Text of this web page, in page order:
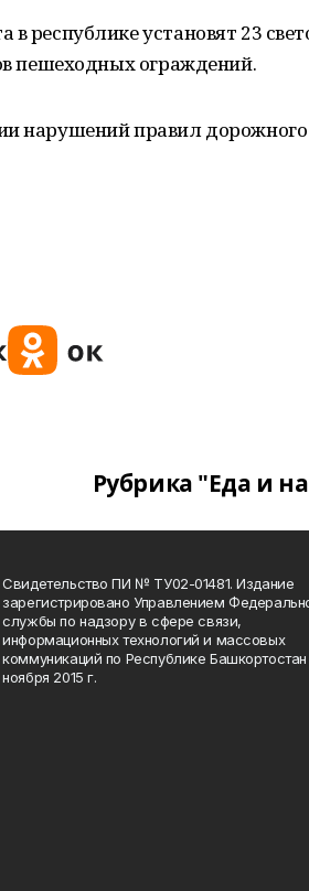
республике установят 23
пешеходных ограждений.
нарушений правил
Рубрика "Еда и
Свидетельство ПИ № ТУ02-01481. Издание
зарегистрировано Управлением
службы по надзору в сфере связи,
информационных технологий и массовых
коммуникаций по Республике
ноября 2015 г.